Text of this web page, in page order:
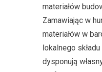
materiałów
Zamawiając w
materiałów w
lokalnego
dysponują